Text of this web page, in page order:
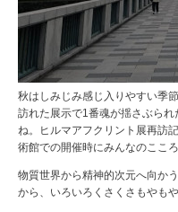
秋はしみじみ感じ入りやすい季
訪れた展示で1番魂が揺さぶら
ね。ヒルマアフクリント展再訪
術館での開催時にみんなのここ
物質世界から精神的次元へ向か
から、いろいろくさくさもやも